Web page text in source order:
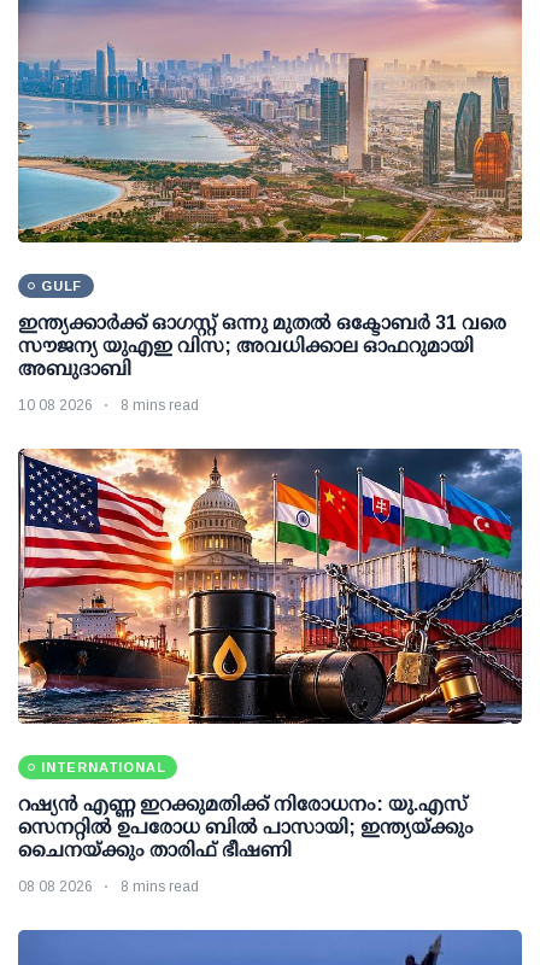
GULF
ഇന്ത്യക്കാര്‍ക്ക് ഓഗസ്റ്റ് ഒന്നു മുതല്‍ ഒക്ടോബര്‍ 31 വരെ
സൗജന്യ യുഎഇ വിസ; അവധിക്കാല ഓഫറുമായി
അബുദാബി
10 08 2026 8 mins read
INTERNATIONAL
റഷ്യന്‍ എണ്ണ ഇറക്കുമതിക്ക് നിരോധനം: യു.എസ്
സെനറ്റില്‍ ഉപരോധ ബില്‍ പാസായി; ഇന്ത്യയ്ക്കും
ചൈനയ്ക്കും താരിഫ് ഭീഷണി
08 08 2026 8 mins read